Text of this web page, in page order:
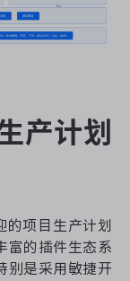
产计划
的项目生产计划
富的插件生态系
别是采用敏捷开